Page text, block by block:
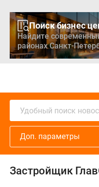
Поиск бизнес
Найдите
районах Санкт-
Удобный поиск
Доп. параметры
Застройщик